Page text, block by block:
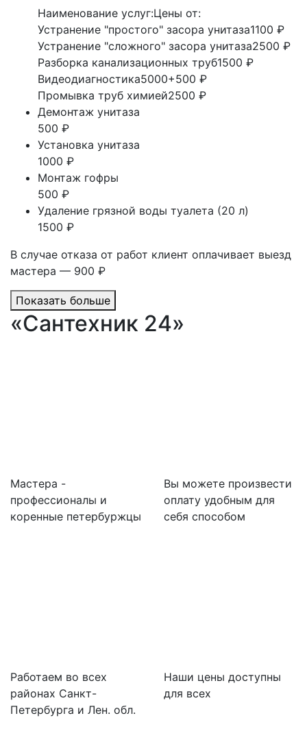
Наименование услуг:Цены от:
Устранение "простого" засора унитаза1100 ₽
Устранение "сложного" засора унитаза2500 ₽
Разборка канализационных труб1500 ₽
Видеодиагностика5000+500 ₽
Промывка труб химией2500 ₽
Демонтаж унитаза
500 ₽
Установка унитаза
1000 ₽
Монтаж гофры
500 ₽
Удаление грязной воды туалета (20 л)
1500 ₽
В случае отказа от работ клиент оплачивает выезд
мастера — 900 ₽
Показать больше
«Сантехник 24»
Мастера -
профессионалы и
коренные петербуржцы
Вы можете произвести
оплату удобным для
себя способом
Работаем во всех
районах Санкт-
Петербурга и Лен. обл.
Наши цены доступны
для всех